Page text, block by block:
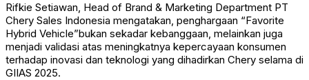
Rifkie Setiawan, Head of Brand & Marketing Department PT
Chery Sales Indonesia mengatakan, penghargaan “Favorite
Hybrid Vehicle”bukan sekadar kebanggaan, melainkan juga
menjadi validasi atas meningkatnya kepercayaan konsumen
terhadap inovasi dan teknologi yang dihadirkan Chery selama di
GIIAS 2025.